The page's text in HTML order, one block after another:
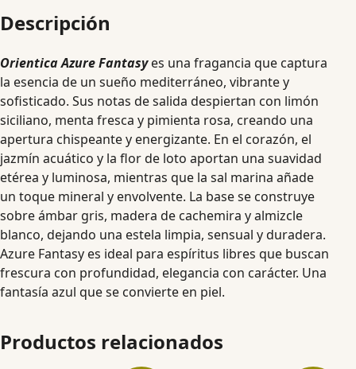
Descripción
Orientica Azure Fantasyes una fragancia que captura
la esencia de un sueño mediterráneo, vibrante y
sofisticado. Sus notas de salida despiertan con limón
siciliano, menta fresca y pimienta rosa, creando una
apertura chispeante y energizante. En el corazón, el
jazmín acuático y la flor de loto aportan una suavidad
etérea y luminosa, mientras que la sal marina añade
un toque mineral y envolvente. La base se construye
sobre ámbar gris, madera de cachemira y almizcle
blanco, dejando una estela limpia, sensual y duradera.
Azure Fantasy es ideal para espíritus libres que buscan
frescura con profundidad, elegancia con carácter. Una
fantasía azul que se convierte en piel.
Productos relacionados